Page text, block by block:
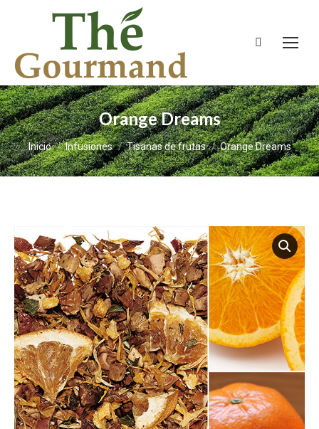
Buscar:
Orange Dreams
Estás aquí:
Inicio Infusiones Tisanas de frutas Orange Dreams